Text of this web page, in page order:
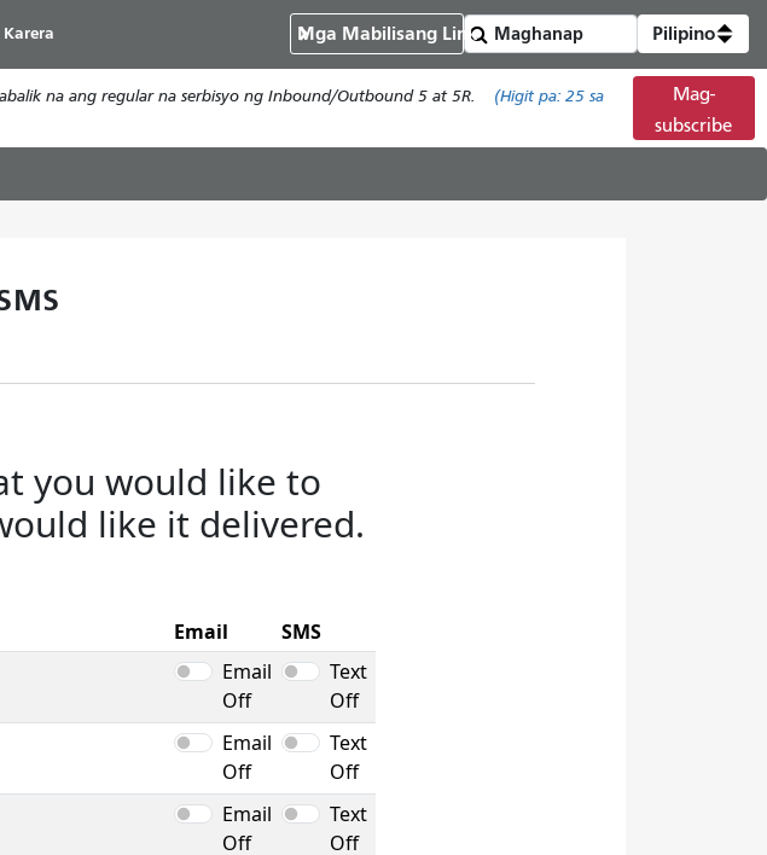
Mga Mabilisang Link Pilipino
na ang regular na serbisyo ng Inbound/Outbound 5 at 5R. (Higit pa: 25 sa
Mag-
subscribe